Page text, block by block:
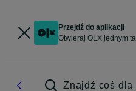
Przejdź do aplikacji
Otwieraj OLX jednym
Znajdź coś dla